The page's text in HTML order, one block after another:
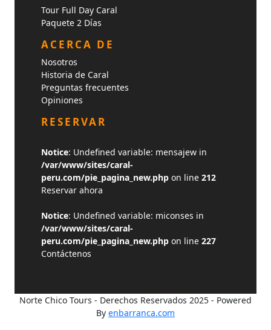
Tour Full Day Caral
Paquete 2 Días
ACERCA DE
Nosotros
Historia de Caral
Preguntas frecuentes
Opiniones
RESERVAR
Notice: Undefined variable: mensajew in
/var/www/sites/caral-
peru.com/pie_pagina_new.php on line 212
Reservar ahora
Notice: Undefined variable: miconses in
/var/www/sites/caral-
peru.com/pie_pagina_new.php on line 227
Contáctenos
Norte Chico Tours - Derechos Reservados 2025 - Powered
By enbarranca.com